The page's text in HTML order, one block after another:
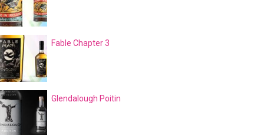
Fable Chapter 3
Glendalough Poitin